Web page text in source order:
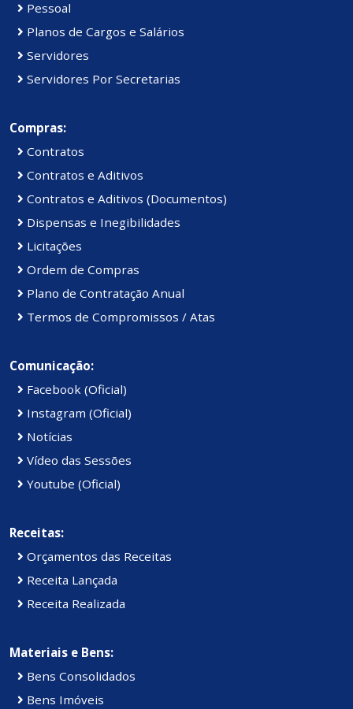
Pessoal
Planos de Cargos e Salários
Servidores
Servidores Por Secretarias
Compras:
Contratos
Contratos e Aditivos
Contratos e Aditivos (Documentos)
Dispensas e Inegibilidades
Licitações
Ordem de Compras
Plano de Contratação Anual
Termos de Compromissos / Atas
Comunicação:
Facebook (Oficial)
Instagram (Oficial)
Notícias
Vídeo das Sessões
Youtube (Oficial)
Receitas:
Orçamentos das Receitas
Receita Lançada
Receita Realizada
Materiais e Bens:
Bens Consolidados
Bens Imóveis